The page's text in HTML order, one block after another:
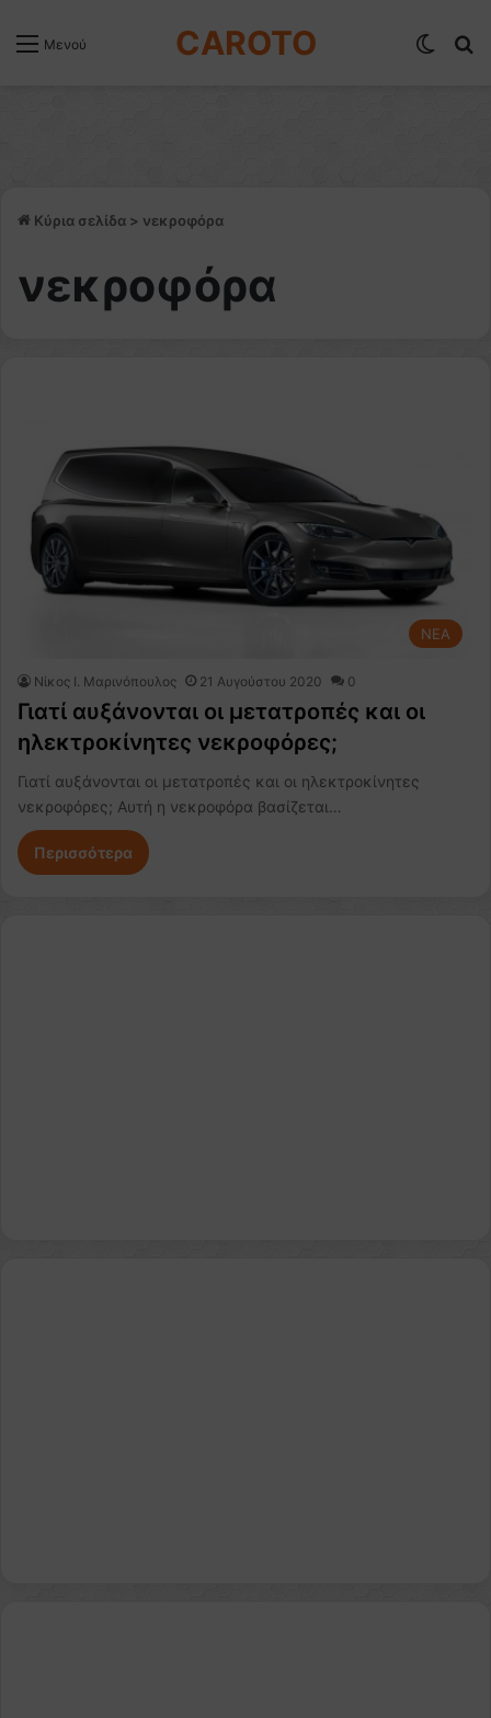
Μενού CAROTO
Κύρια σελίδα > νεκροφόρα
νεκροφόρα
NEA
Nίκος Ι. Mαρινόπουλος 21 Αυγούστου 2020 0
Γιατί αυξάνονται οι μετατροπές και οι
ηλεκτροκίνητες νεκροφόρες;
Γιατί αυξάνονται οι μετατροπές και οι ηλεκτροκίνητες
νεκροφόρες; Αυτή η νεκροφόρα βασίζεται…
Περισσότερα